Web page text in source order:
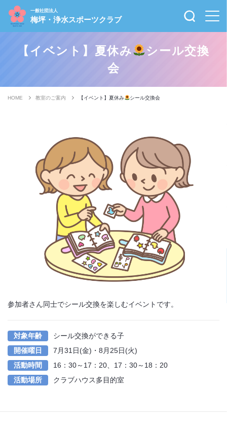
一般社団法人
梅坪・浄水スポーツクラブ
【イベント】夏休み
シール交換
会
HOME 教室のご案内 【イベント】夏休み シール交換会
参加者さん同士でシール交換を楽しむイベントです。
対象年齢
シール交換ができる子
開催曜日
7月31日(金)・8月25日(火)
活動時間
16：30～17：20、17：30～18：20
活動場所
クラブハウス多目的室